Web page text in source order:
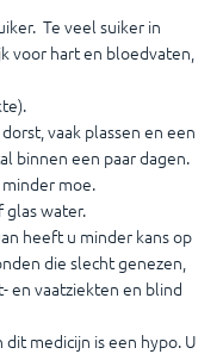
Te veel suiker in
voor hart en bloedvaten,
vaak plassen en een
binnen een paar dagen.
moe.
glas water.
heeft u minder kans op
die slecht genezen,
en vaatziekten en blind
medicijn is een hypo. U